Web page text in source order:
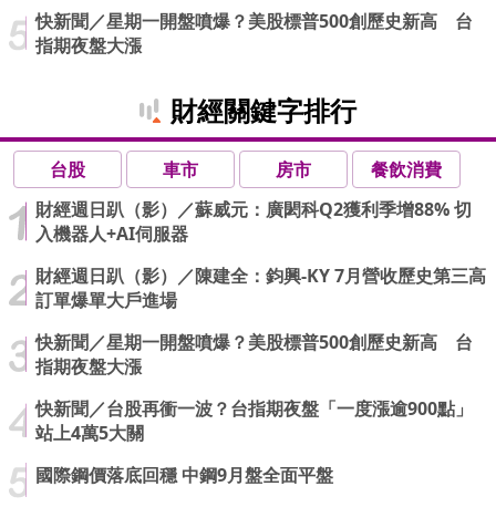
快新聞／星期一開盤噴爆？美股標普500創歷史新高 台
指期夜盤大漲
財經關鍵字排行
台股 車市 房市
餐飲消費
財經週日趴（影）／蘇威元：廣閎科Q2獲利季增88% 切
入機器人+AI伺服器
財經週日趴（影）／陳建全：鈞興-KY 7月營收歷史第三高
訂單爆單大戶進場
快新聞／星期一開盤噴爆？美股標普500創歷史新高 台
指期夜盤大漲
快新聞／台股再衝一波？台指期夜盤「一度漲逾900點」
站上4萬5大關
國際鋼價落底回穩 中鋼9月盤全面平盤